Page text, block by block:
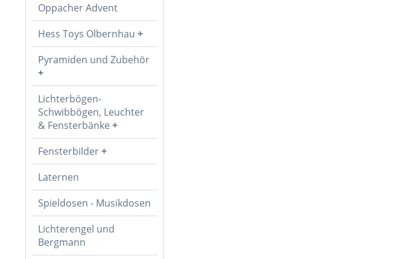
Oppacher Advent
Hess Toys Olbernhau
Pyramiden und Zubehör
Lichterbögen-
Schwibbögen, Leuchter
& Fensterbänke
Fensterbilder
Laternen
Spieldosen - Musikdosen
Lichterengel und
Bergmann